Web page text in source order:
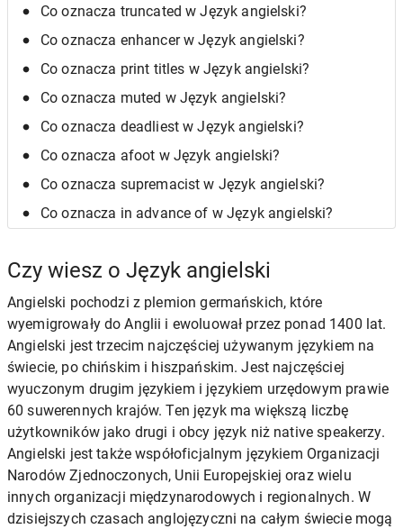
Co oznacza truncated w Język angielski?
Co oznacza enhancer w Język angielski?
Co oznacza print titles w Język angielski?
Co oznacza muted w Język angielski?
Co oznacza deadliest w Język angielski?
Co oznacza afoot w Język angielski?
Co oznacza supremacist w Język angielski?
Co oznacza in advance of w Język angielski?
Czy wiesz o Język angielski
Angielski pochodzi z plemion germańskich, które
wyemigrowały do Anglii i ewoluował przez ponad 1400 lat.
Angielski jest trzecim najczęściej używanym językiem na
świecie, po chińskim i hiszpańskim. Jest najczęściej
wyuczonym drugim językiem i językiem urzędowym prawie
60 suwerennych krajów. Ten język ma większą liczbę
użytkowników jako drugi i obcy język niż native speakerzy.
Angielski jest także współoficjalnym językiem Organizacji
Narodów Zjednoczonych, Unii Europejskiej oraz wielu
innych organizacji międzynarodowych i regionalnych. W
dzisiejszych czasach anglojęzyczni na całym świecie mogą